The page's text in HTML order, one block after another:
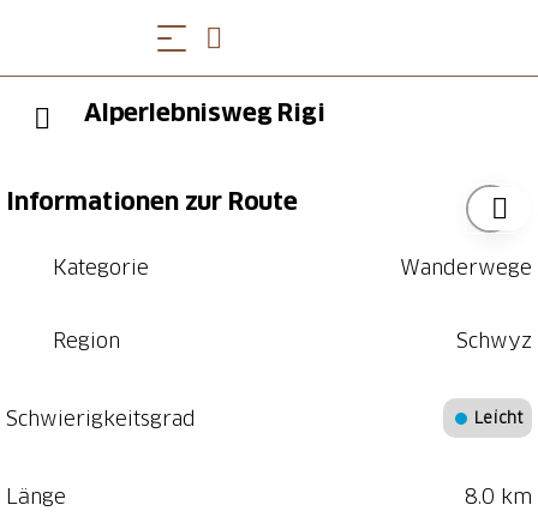
Alperlebnisweg Rigi
Informationen zur Route
Kategorie Wanderwege
Region Schwyz
Schwierigkeitsgrad Leicht
Länge 8.0 km